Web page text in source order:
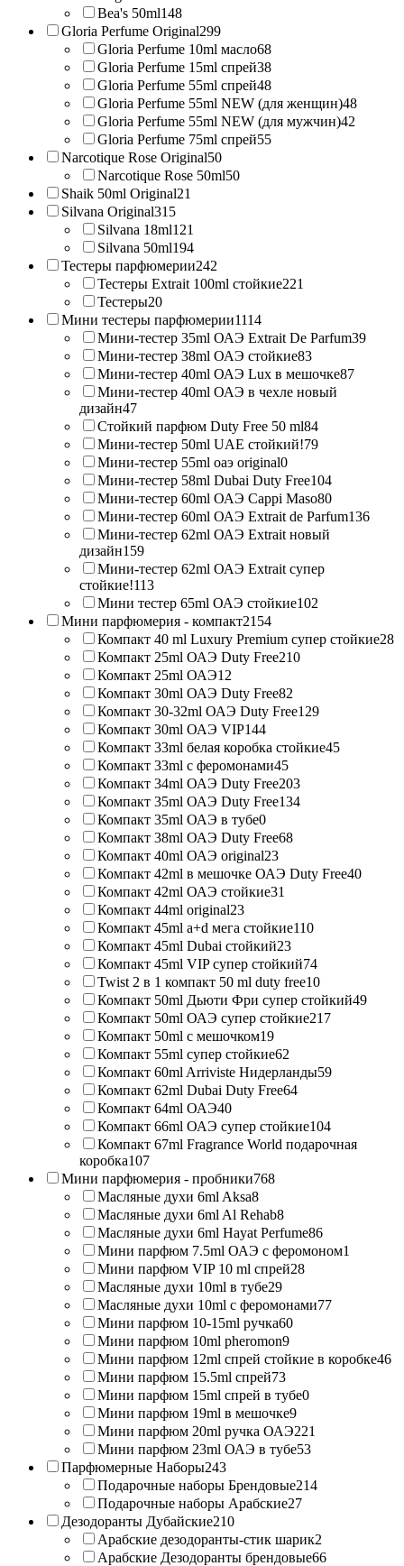
Bea's 50ml148
Gloria Perfume Original299
Gloria Perfume 10ml масло68
Gloria Perfume 15ml спрей38
Gloria Perfume 55ml спрей48
Gloria Perfume 55ml NEW (для женщин)48
Gloria Perfume 55ml NEW (для мужчин)42
Gloria Perfume 75ml спрей55
Narcotique Rose Original50
Narcotique Rose 50ml50
Shaik 50ml Original21
Silvana Original315
Silvana 18ml121
Silvana 50ml194
Тестеры парфюмерии242
Тестеры Extrait 100ml стойкие221
Тестеры20
Мини тестеры парфюмерии1114
Мини-тестер 35ml ОАЭ Extrait De Parfum39
Мини-тестер 38ml ОАЭ стойкие83
Мини-тестер 40ml ОАЭ Lux в мешочке87
Мини-тестер 40ml ОАЭ в чехле новый
дизайн47
Стойкий парфюм Duty Free 50 ml84
Мини-тестер 50ml UAE стойкий!79
Мини-тестер 55ml оаэ original0
Мини-тестер 58ml Dubai Duty Free104
Мини-тестер 60ml ОАЭ Cappi Maso80
Мини-тестер 60ml ОАЭ Extrait de Parfum136
Мини-тестер 62ml ОАЭ Extrait новый
дизайн159
Мини-тестер 62ml ОАЭ Extrait супер
стойкие!113
Мини тестер 65ml ОАЭ стойкие102
Мини парфюмерия - компакт2154
Компакт 40 ml Luxury Premium супер стойкие28
Компакт 25ml ОАЭ Duty Free210
Компакт 25ml ОАЭ12
Компакт 30ml ОАЭ Duty Free82
Компакт 30-32ml ОАЭ Duty Free129
Компакт 30ml ОАЭ VIP144
Компакт 33ml белая коробка стойкие45
Компакт 33ml с феромонами45
Компакт 34ml ОАЭ Duty Free203
Компакт 35ml ОАЭ Duty Free134
Компакт 35ml ОАЭ в тубе0
Компакт 38ml ОАЭ Duty Free68
Компакт 40ml ОАЭ original23
Компакт 42ml в мешочке ОАЭ Duty Free40
Компакт 42ml ОАЭ стойкие31
Компакт 44ml original23
Компакт 45ml a+d мега стойкие110
Компакт 45ml Dubai стойкий23
Компакт 45ml VIP супер стойкий74
Twist 2 в 1 компакт 50 ml duty free10
Компакт 50ml Дьюти Фри супер стойкий49
Компакт 50ml ОАЭ супер стойкие217
Компакт 50ml с мешочком19
Компакт 55ml супер стойкие62
Компакт 60ml Arriviste Нидерланды59
Компакт 62ml Dubai Duty Free64
Компакт 64ml ОАЭ40
Компакт 66ml ОАЭ супер стойкие104
Компакт 67ml Fragrance World подарочная
коробка107
Мини парфюмерия - пробники768
Масляные духи 6ml Aksa8
Масляные духи 6ml Al Rehab8
Масляные духи 6ml Hayat Perfume86
Мини парфюм 7.5ml ОАЭ с феромоном1
Мини парфюм VIP 10 ml спрей28
Масляные духи 10ml в тубе29
Масляные духи 10ml с феромонами77
Мини парфюм 10-15ml ручка60
Мини парфюм 10ml pheromon9
Мини парфюм 12ml спрей стойкие в коробке46
Мини парфюм 15.5ml спрей73
Мини парфюм 15ml спрей в тубе0
Мини парфюм 19ml в мешочке9
Мини парфюм 20ml ручка ОАЭ221
Мини парфюм 23ml ОАЭ в тубе53
Парфюмерные Наборы243
Подарочные наборы Брендовые214
Подарочные наборы Арабские27
Дезодоранты Дубайские210
Арабские дезодоранты-стик шарик2
Арабские Дезодоранты брендовые66